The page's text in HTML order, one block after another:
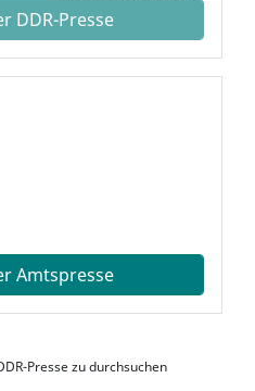
DDR-Presse
Amtspresse
Presse zu durchsuchen